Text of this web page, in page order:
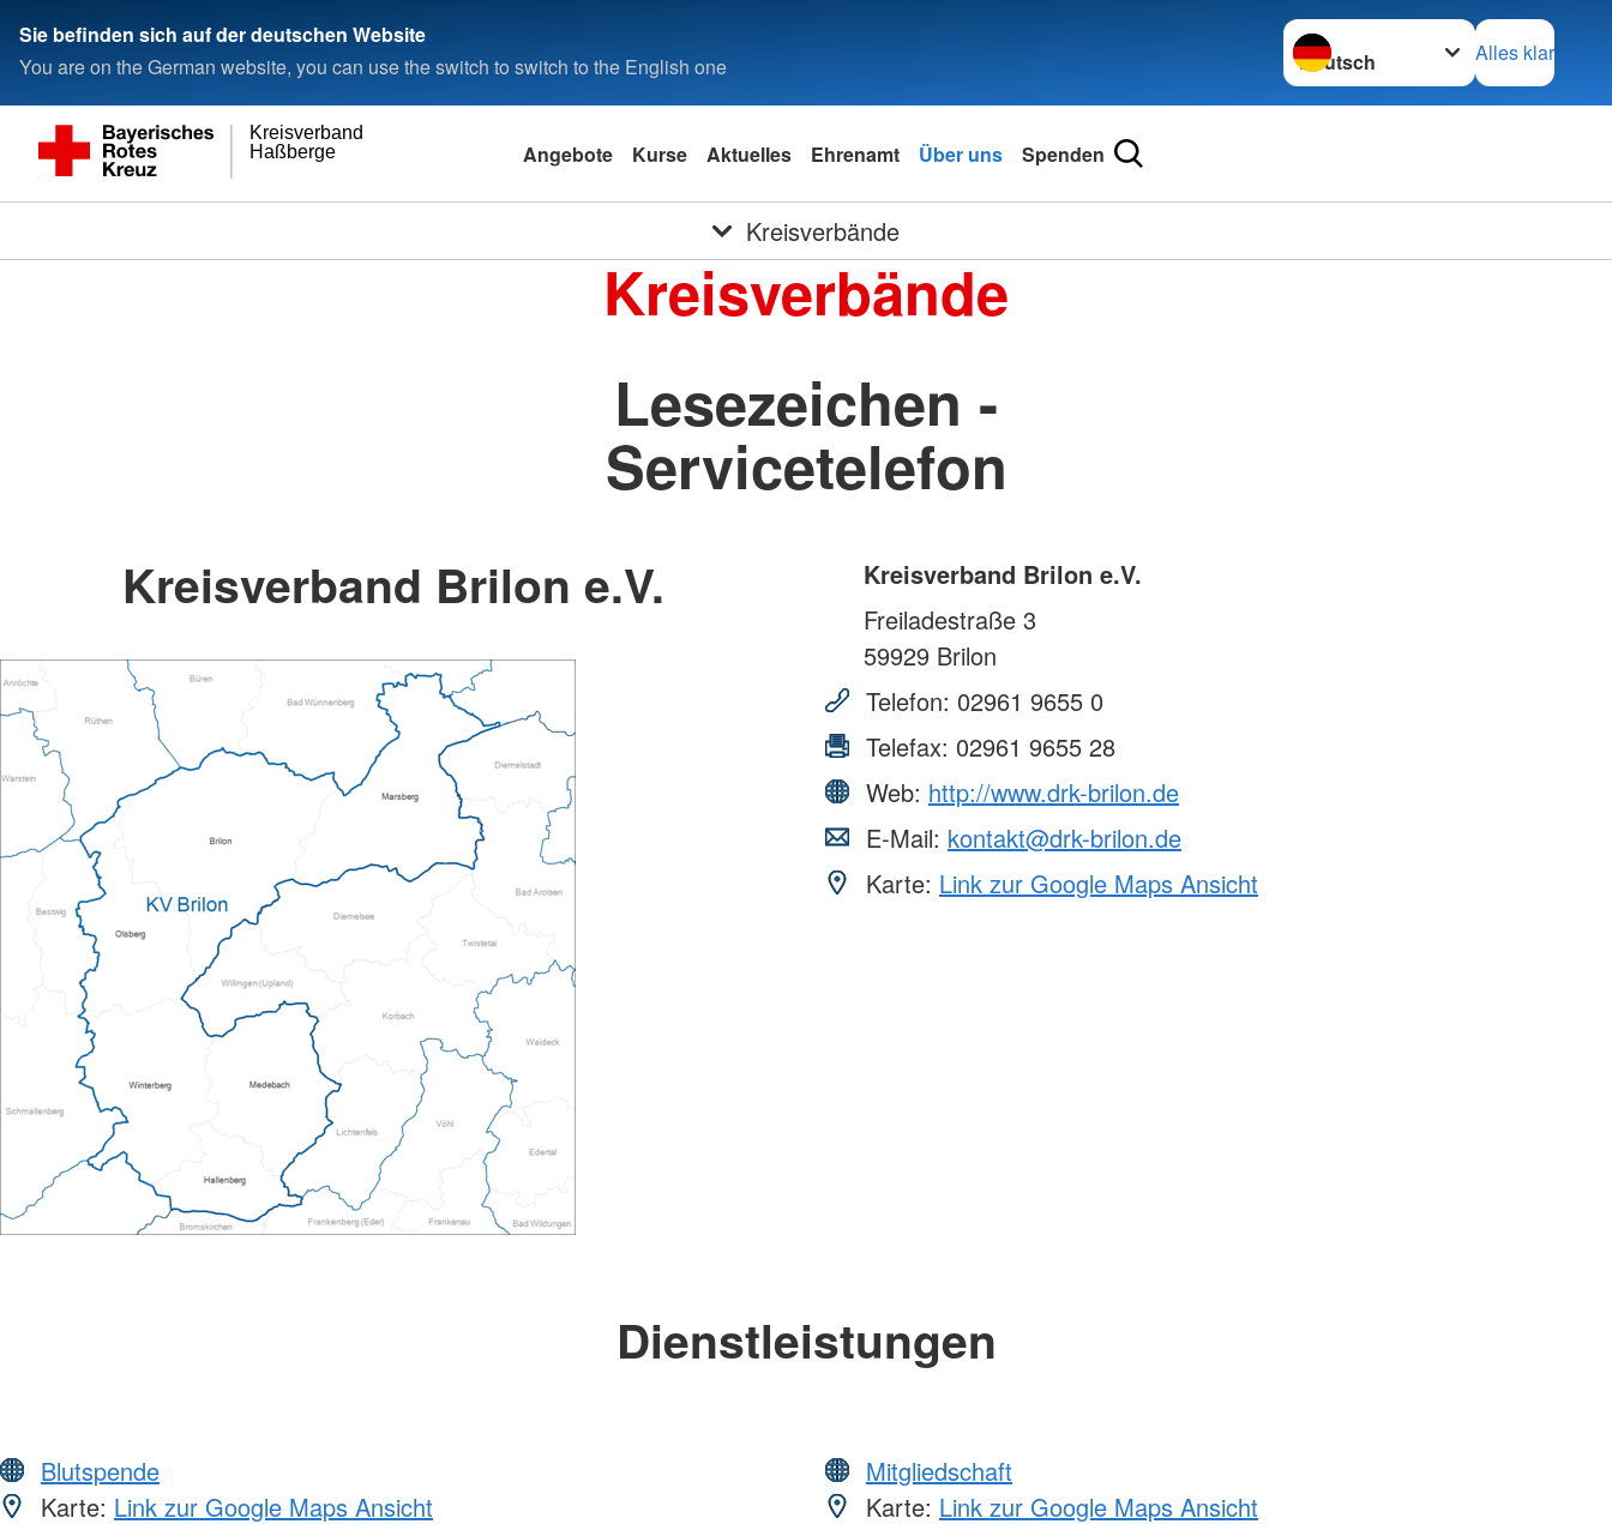
Sie befinden sich auf der deutschen Website
You are on the German website, you can use the switch to switch to the English one
Sprache wechseln zu
Alles klar
Haßberge
Kreisverband
Angebote Kurse Aktuelles Ehrenamt Über uns Spenden
Kreisverbände
Kreisverbände
Lesezeichen -
Servicetelefon
Kreisverband Brilon e.V.
Kreisverband Brilon e.V.
Freiladestraße 3
59929 Brilon
Telefon: 02961 9655 0
Telefax: 02961 9655 28
Web: http://www.drk-brilon.de
E-Mail: kontakt@drk-brilon.de
Karte: Link zur Google Maps Ansicht
Dienstleistungen
Blutspende
Karte: Link zur Google Maps Ansicht
Mitgliedschaft
Karte: Link zur Google Maps Ansicht